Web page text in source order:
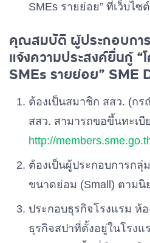
SMEs รายย่อย” ที่เว็บไซต์
คุณสมบัติ ผู้ประกอบกา
แจ้งความประสงค์ยื่นกู้ “
SMEs รายย่อย” SME
ต้องเป็นสมาชิก สสว. (ก
สสว. สามารถขอขึ้นทะเ
http://
ต้องเป็นผู้ประกอบการกลุ่
ขนาดย่อม (Small) ตามนิ
ประกอบธุรกิจโรงแรม ห้
ธุรกิจสปาที่ตั้งอยู่ในโรงแ